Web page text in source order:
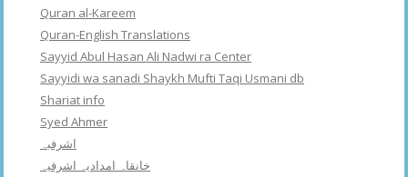
Quran al-Kareem
Quran-English Translations
Sayyid Abul Hasan Ali Nadwi ra Center
Sayyidi wa sanadi Shaykh Mufti Taqi Usmani db
Shariat info
Syed Ahmer
اشرفبہ
خانقاہ امدادیہ اشرفیہ